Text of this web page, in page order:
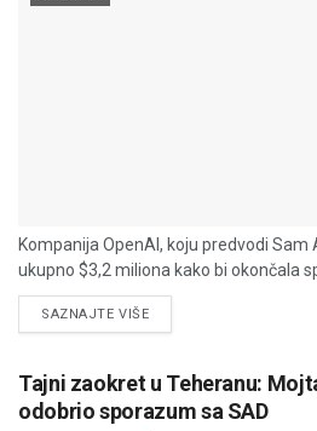
Kompanija OpenAI, koju predvodi
ukupno $3,2 miliona kako bi okončala
SAZNAJTE VIŠEDETAILS
Tajni zaokret u Teheranu:
odobrio sporazum sa SAD